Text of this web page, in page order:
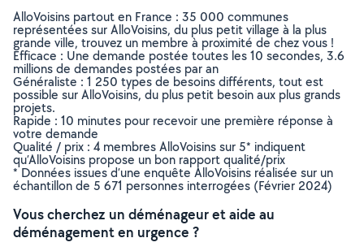
AlloVoisins partout en France : 35 000 communes
représentées sur AlloVoisins, du plus petit village à la plus
grande ville, trouvez un membre à proximité de chez vous !
Efficace : Une demande postée toutes les 10 secondes, 3.6
millions de demandes postées par an
Généraliste : 1 250 types de besoins différents, tout est
possible sur AlloVoisins, du plus petit besoin aux plus grands
projets.
Rapide : 10 minutes pour recevoir une première réponse à
votre demande
Qualité / prix : 4 membres AlloVoisins sur 5* indiquent
qu’AlloVoisins propose un bon rapport qualité/prix
* Données issues d’une enquête AlloVoisins réalisée sur un
échantillon de 5 671 personnes interrogées (Février 2024)
Vous cherchez un déménageur et aide au
déménagement en urgence ?